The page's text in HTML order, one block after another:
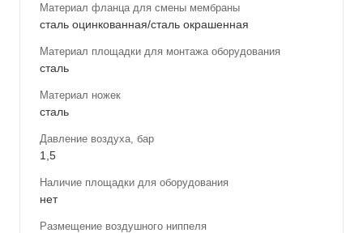
Материал фланца для смены мембраны
сталь оцинкованная/сталь окрашенная
Материал площадки для монтажа оборудования
сталь
Материал ножек
сталь
Давление воздуха, бар
1,5
Наличие площадки для оборудования
нет
Размещение воздушного ниппеля